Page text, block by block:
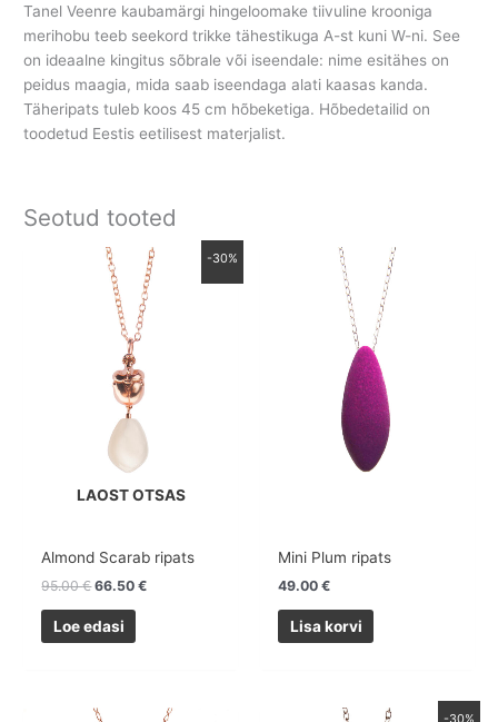
Tanel Veenre kaubamärgi hingeloomake tiivuline krooniga
merihobu teeb seekord trikke tähestikuga A-st kuni W-ni. See
on ideaalne kingitus sõbrale või iseendale: nime esitähes on
peidus maagia, mida saab iseendaga alati kaasas kanda.
Täheripats tuleb koos 45 cm hõbeketiga. Hõbedetailid on
toodetud Eestis eetilisest materjalist.
Seotud tooted
-30%
LAOST OTSAS
Almond Scarab ripats
95.00€
Algne
hind
oli:
95.00 €.
66.50€
Praegune
hind
on:
Loe edasi
Mini Plum ripats
49.00€
Lisa korvi
Algne
Praegune